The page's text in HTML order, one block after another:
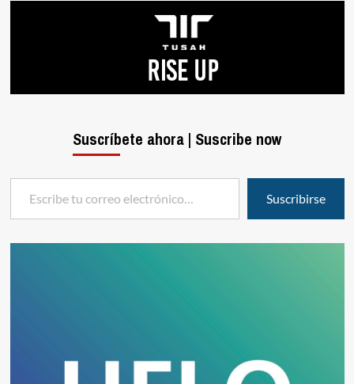
Suscríbete ahora | Suscribe now
Escribe tu correo electrónico…
Suscribirse